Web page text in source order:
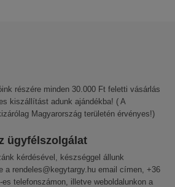
részére minden 30.000 Ft feletti vásárlás
kiszállítást adunk ajándékba! ( A
Magyarország területén érvényes!)
ügyfélszolgálat
kérdésével, készséggel állunk
a rendeles@kegytargy.hu email címen, +36
es telefonszámon, illetve weboldalunkon a